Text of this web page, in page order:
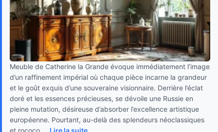
Meuble de Catherine la Grande évoque immédiatement l’image
d’un raffinement impérial où chaque pièce incarne la grandeur
et le goût exquis d’une souveraine visionnaire. Derrière l’éclat
doré et les essences précieuses, se dévoile une Russie en
pleine mutation, désireuse d’absorber l’excellence artistique
européenne. Pourtant, au-delà des splendeurs néoclassiques